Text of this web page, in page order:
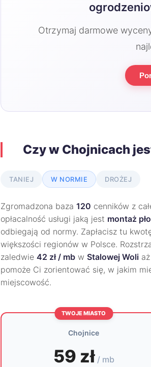
Otrzymaj darmowe
Czy w Chojnicach
TANIEJ W NORMIE DROŻEJ
Zgromadzona baza 120 cenników z
opłacalność usługi jaką jest montaż
odbiegają od normy. Zapłacisz tu
większości regionów w Polsce.
zaledwie 42 zł / mb w Stalowej Woli
pomoże Ci zorientować się, w jakim
miejscowość.
TWOJE MIASTO
Chojnice
59 zł / mb